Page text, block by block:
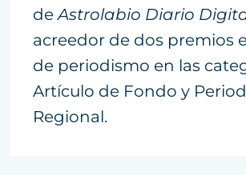
deAstrolabio Diario
acreedor de dos premios
de periodismo en las
Artículo de Fondo y
Regional.